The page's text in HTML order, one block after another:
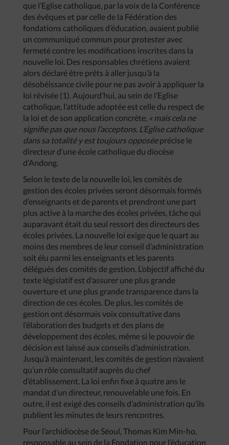
que l’Eglise catholique, par la voix de la Conférence
des évêques et par celle de la Fédération des
fondations catholiques d’éducation, avaient publié
un communiqué commun pour protester avec
fermeté contre les modifications inscrites dans la
nouvelle loi. Des responsables chrétiens avaient
alors déclaré être prêts à aller jusqu’à la
désobéissance civile pour ne pas avoir à appliquer la
loi révisée (1). Aujourd’hui, au sein de l’Eglise
catholique, l’attitude adoptée est celle du respect de
la loi et de son application concrète, « mais cela ne
signifie pas que nous l’acceptons. L’Eglise catholique
dans sa totalité y est toujours opposéeprécise le
directeur d’une école catholique du diocèse
d’Andong.
Selon le texte de la nouvelle loi, les comités de
gestion des écoles privées seront désormais formés
d’enseignants et de parents et prendront une part
plus active à la marche des écoles privées, tâche qui
auparavant était du seul ressort des directeurs des
écoles privées. La nouvelle loi exige que le quart au
moins des membres de leur conseil d’administration
soit élu parmi les enseignants et les parents
délégués des comités de gestion. L’objectif affiché du
texte législatif est d’assurer une plus grande
ouverture et une plus grande transparence dans la
direction de ces écoles. De plus, les comités de
gestion ont désormais voix consultative dans
l’élaboration des budgets et des plans de
développement des écoles, même si le pouvoir de
décision est laissé aux conseils d’administration.
Jusqu’à maintenant, les comités de gestion n’avaient
qu’un rôle consultatif auprès du chef
d’établissement. La loi enfin fixe à quatre ans le
mandat d’un directeur, renouvelable une fois. En
outre, il est exigé des conseils d’administration qu’ils
publient les minutes de leurs rencontres.
Pour l’archidiocèse de Séoul, Thomas Kim Min-ho,
responsable au sein de la Fondation pour l’éducation